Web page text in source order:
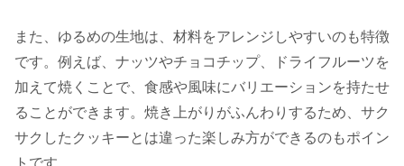
また、ゆるめの生地は、材料をアレンジしやすいのも特徴
です。例えば、ナッツやチョコチップ、ドライフルーツを
加えて焼くことで、食感や風味にバリエーションを持たせ
ることができます。焼き上がりがふんわりするため、サク
サクしたクッキーとは違った楽しみ方ができるのもポイン
トです。